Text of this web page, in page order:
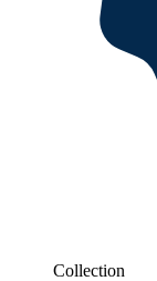
Collection